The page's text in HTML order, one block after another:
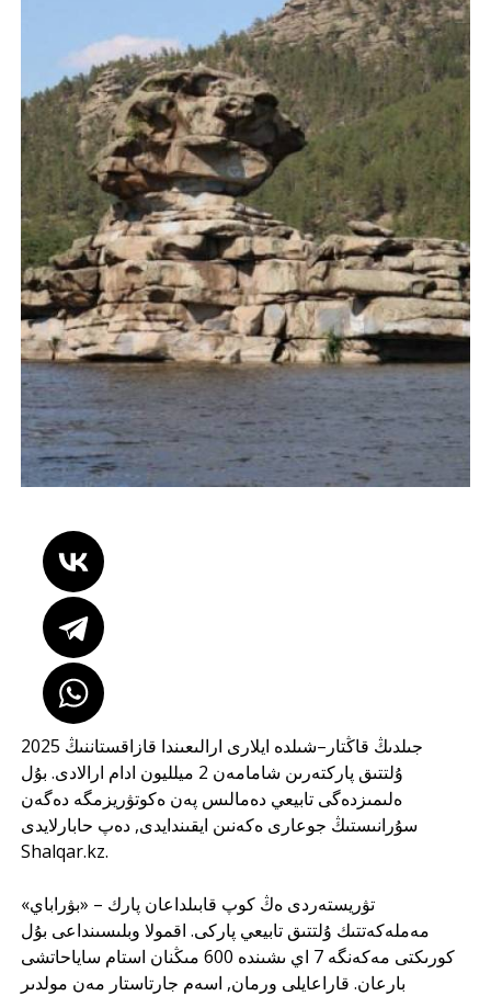
2025 جىلدىڭ قاڭتار–شىلدە ايلارى ارالىعىندا قازاقستاننىڭ
ۇلتتىق پاركتەرىن شامامەن 2 ميلليون ادام ارالادى. بۇل
ەلىمىزدەگى تابيعي دەمالىس پەن ەكوتۋريزمگە دەگەن
سۇرانىستىڭ جوعارى ەكەنىن ايقىندايدى, دەپ حابارلايدى
Shalqar.kz.
تۋريستەردى ەڭ كوپ قابىلداعان پارك – «بۋراباي»
مەملەكەتتىك ۇلتتىق تابيعي پاركى. اقمولا وبلىسىنداعى بۇل
كورىكتى مەكەنگە 7 اي ىشىندە 600 مىڭنان استام ساياحاتشى
بارعان. قاراعايلى ورمان, اسەم جارتاستار مەن مولدىر